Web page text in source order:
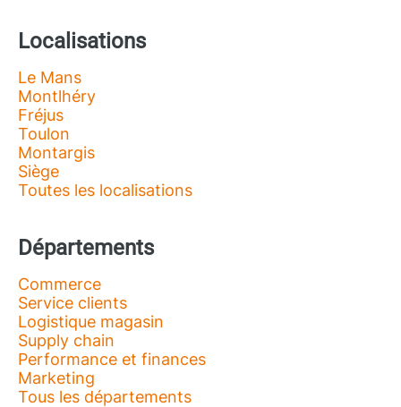
Localisations
Le Mans
Montlhéry
Fréjus
Toulon
Montargis
Siège
Toutes les localisations
Départements
Commerce
Service clients
Logistique magasin
Supply chain
Performance et finances
Marketing
Tous les départements